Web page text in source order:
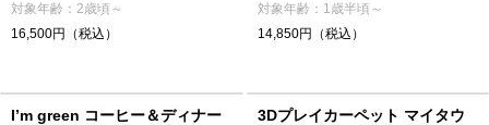
対象年齢：2歳頃～
16,500円（税込）
対象年齢：1歳半頃～
14,850円（税込）
I’m green コーヒー＆ディナー
3Dプレイカーペット マイタウ